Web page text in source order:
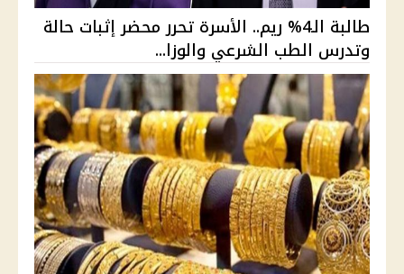
طالبة الـ4% ريم.. الأسرة تحرر محضر إثبات حالة
وتدرس الطب الشرعي والوزا...